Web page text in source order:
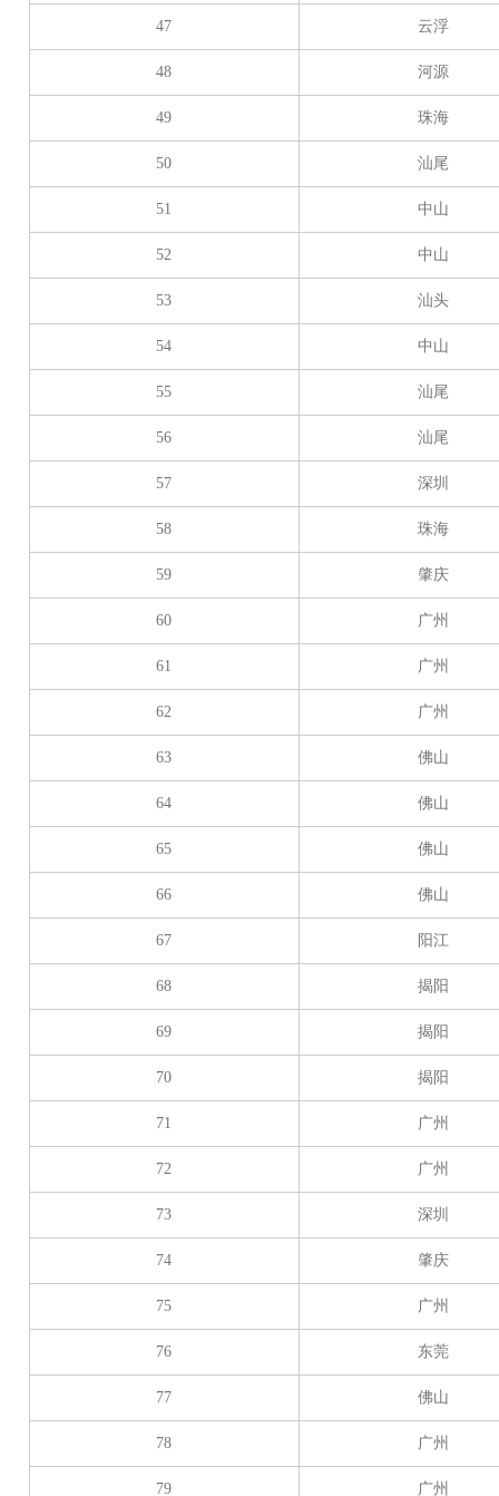
47 云浮
48 河源
49 珠海
50 汕尾
51 中山
52 中山
53 汕头
54 中山
55 汕尾
56 汕尾
57 深圳
58 珠海
59 肇庆
60 广州
61 广州
62 广州
63 佛山
64 佛山
65 佛山
66 佛山
67 阳江
68 揭阳
69 揭阳
70 揭阳
71 广州
72 广州
73 深圳
74 肇庆
75 广州
76 东莞
77 佛山
78 广州
79 广州